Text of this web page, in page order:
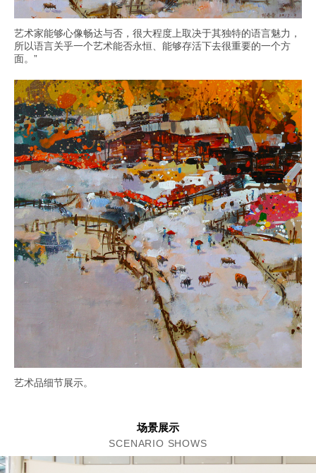
艺术家能够心像畅达与否，很大程度上取决于其独特的语言魅力，
所以语言关乎一个艺术能否永恒、能够存活下去很重要的一个方
面。”
艺术品细节展示。
场景展示
SCENARIO SHOWS